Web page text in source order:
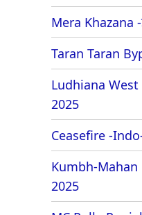
Mera Khazana
Taran Taran
Ludhiana
2025
Ceasefire -
Kumbh-
2025